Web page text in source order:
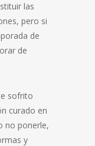
las
pero si
de
de
sofrito
curado en
no ponerle,
y